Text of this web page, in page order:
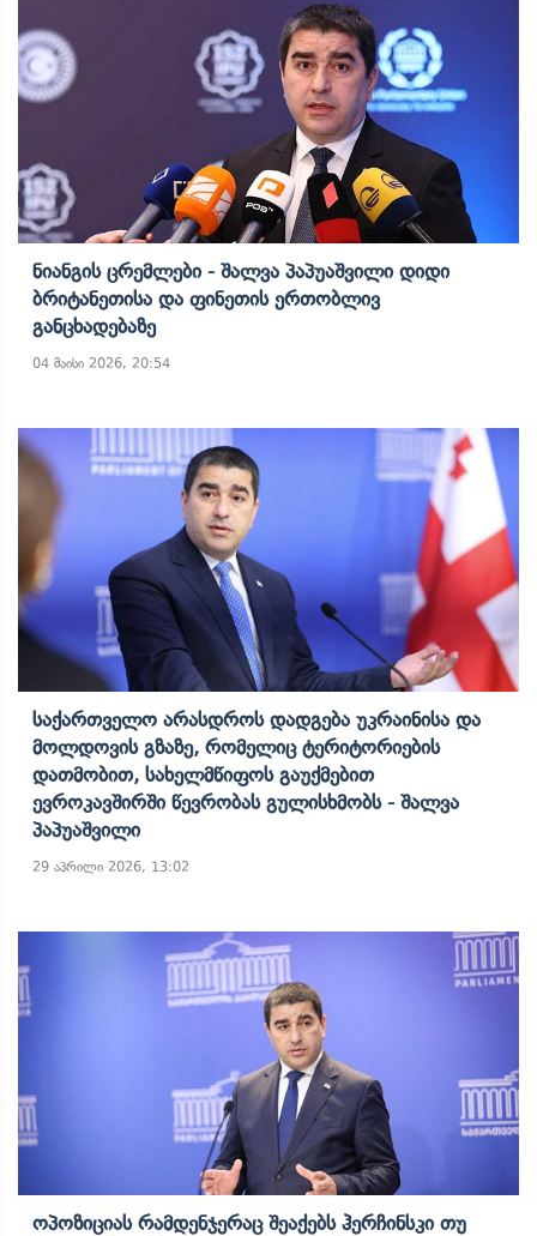
Ნიანგის Ცრემლები - Შალვა Პაპუაშვილი Დიდი
Ბრიტანეთისა Და Ფინეთის Ერთობლივ
Განცხადებაზე
04 მაისი 2026, 20:54
Საქართველო Არასდროს Დადგება Უკრაინისა Და
Მოლდოვის Გზაზე, Რომელიც Ტერიტორიების
Დათმობით, Სახელმწიფოს Გაუქმებით
Ევროკავშირში Წევრობას Გულისხმობს - Შალვა
Პაპუაშვილი
29 აპრილი 2026, 13:02
Ოპოზიციას Რამდენჯერაც Შეაქებს​ Ჰერჩინსკი Თუ